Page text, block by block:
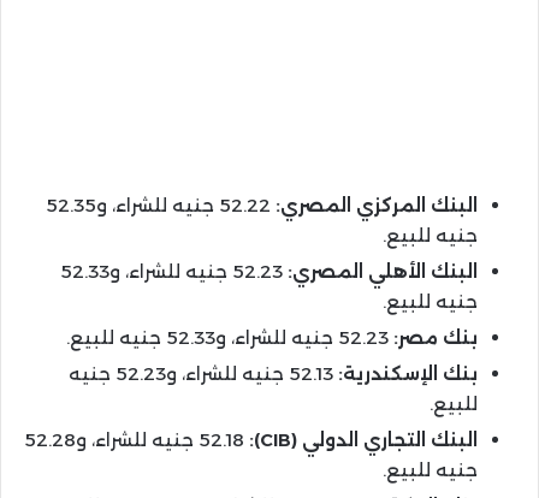
البنك المركزي المصري:
52.22 جنيه للشراء، و52.35
جنيه للبيع.
البنك الأهلي المصري:
52.23 جنيه للشراء، و52.33
جنيه للبيع.
بنك مصر:
بنك الإسكندرية:
52.13 جنيه للشراء، و52.23 جنيه
للبيع.
البنك التجاري الدولي (CIB):
52.18 جنيه للشراء، و52.28
جنيه للبيع.